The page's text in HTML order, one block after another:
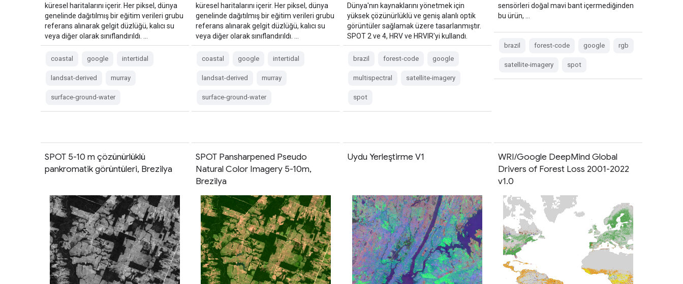
küresel haritalarını içerir. Her piksel, dünya
genelinde dağıtılmış bir eğitim verileri grubu
referans alınarak gelgit düzlüğü, kalıcı su
veya diğer olarak sınıflandırıldı. …
coastal google intertidal
landsat-derived murray
surface-ground-water
küresel haritalarını içerir. Her piksel, dünya
genelinde dağıtılmış bir eğitim verileri grubu
referans alınarak gelgit düzlüğü, kalıcı su
veya diğer olarak sınıflandırıldı. …
coastal google intertidal
landsat-derived murray
surface-ground-water
Dünya'nın kaynaklarını yönetmek için
yüksek çözünürlüklü ve geniş alanlı optik
görüntüler sağlamak üzere tasarlanmıştır.
SPOT 2 ve 4, HRV ve HRVIR'yi kullandı.
brazil forest-code google
multispectral satellite-imagery
spot
sensörleri doğal mavi bant içermediğinden
bu ürün, …
brazil forest-code google rgb
satellite-imagery spot
SPOT 5-10 m çözünürlüklü
pankromatik görüntüleri, Brezilya
SPOT Pansharpened Pseudo
Natural Color Imagery 5-10m,
Brezilya
Uydu Yerleştirme V1
WRI/Google DeepMind Global
Drivers of Forest Loss 2001-2022
v1.0